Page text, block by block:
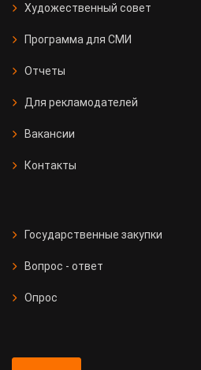
Художественный совет
Программа для СМИ
Отчеты
Для рекламодателей
Вакансии
Контакты
Государственные закупки
Вопрос - ответ
Опрос